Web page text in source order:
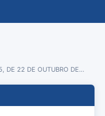
DE 22 DE OUTUBRO DE…